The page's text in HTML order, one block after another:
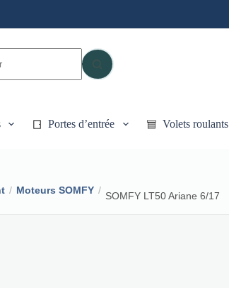
Portes d’entrée Volets roulants
/ Moteurs SOMFY / SOMFY LT50 Ariane 6/17